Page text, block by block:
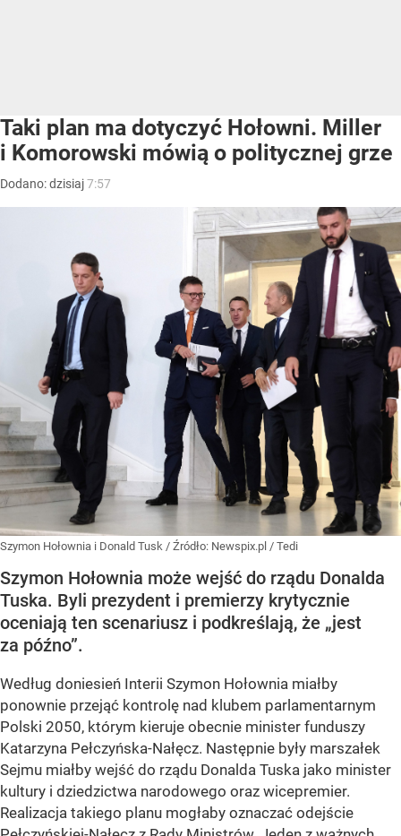
Taki plan ma dotyczyć Hołowni. Miller
i Komorowski mówią o politycznej grze
Dodano:dzisiaj7:57
Szymon Hołownia i Donald Tusk / Źródło: Newspix.pl / Tedi
Szymon Hołownia może wejść do rządu Donalda
Tuska. Byli prezydent i premierzy krytycznie
oceniają ten scenariusz i podkreślają, że „jest
za późno”.
Według doniesień Interii Szymon Hołownia miałby
ponownie przejąć kontrolę nad klubem parlamentarnym
Polski 2050, którym kieruje obecnie minister funduszy
Katarzyna Pełczyńska-Nałęcz. Następnie były marszałek
Sejmu miałby wejść do rządu Donalda Tuska jako minister
kultury i dziedzictwa narodowego oraz wicepremier.
Realizacja takiego planu mogłaby oznaczać odejście